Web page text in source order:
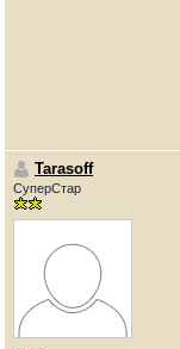
Tarasoff
СуперСтар